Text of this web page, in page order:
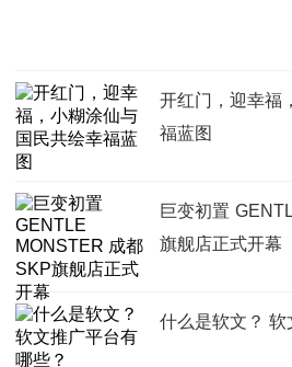
开红门，迎幸福
福蓝图
巨变初置
旗舰店正式开幕
什么是软文？ 软